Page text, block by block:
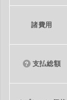
諸費用
支払総額